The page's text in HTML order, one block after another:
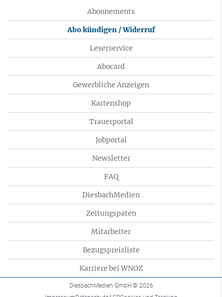
Abonnements
Abo kündigen / Widerruf
Leserservice
Abocard
Gewerbliche Anzeigen
Kartenshop
Trauerportal
Jobportal
Newsletter
FAQ
DiesbachMedien
Zeitungspaten
Mitarbeiter
Bezugspreisliste
Karriere bei WNOZ
DiesbachMedien GmbH © 2026